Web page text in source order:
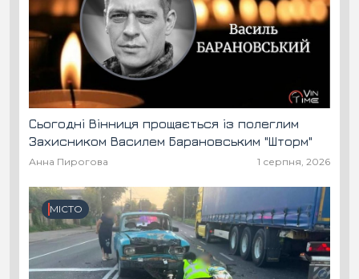
Сьогодні Вінниця прощається із полеглим
Захисником Василем Барановським "Шторм"
Анна Пирогова 1 серпня, 2026
МІСТО